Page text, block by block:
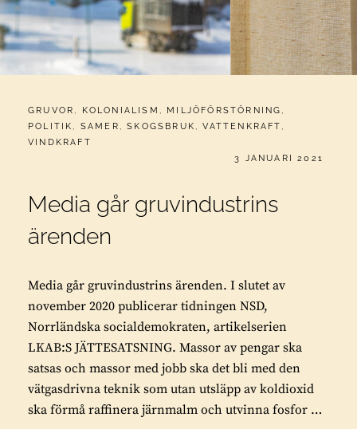
CATEGORIES:
GRUVOR , KOLONIALISM , MILJÖFÖRSTÖRNING ,
POLITIK , SAMER ,SKOGSBRUK ,VATTENKRAFT ,
VINDKRAFT
PUBLICERAT
3 JANUARI 2021
Media går gruvindustrins
ärenden
Media går gruvindustrins ärenden. I slutet av
november 2020 publicerar tidningen NSD,
Norrländska socialdemokraten, artikelserien
LKAB:S JÄTTESATSNING. Massor av pengar ska
satsas och massor med jobb ska det bli med den
vätgasdrivna teknik som utan utsläpp av koldioxid
ska förmå raffinera järnmalm och utvinna fosfor …